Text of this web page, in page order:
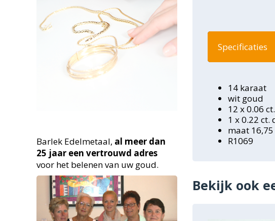
Barlek Edelmetaal, al meer dan
25 jaar een vertrouwd adres
voor het belenen van uw goud.
Specificaties
14 karaat
wit goud
12 x 0.06
1 x 0.22 ct.
maat 16,75
R1069
Bekijk ook